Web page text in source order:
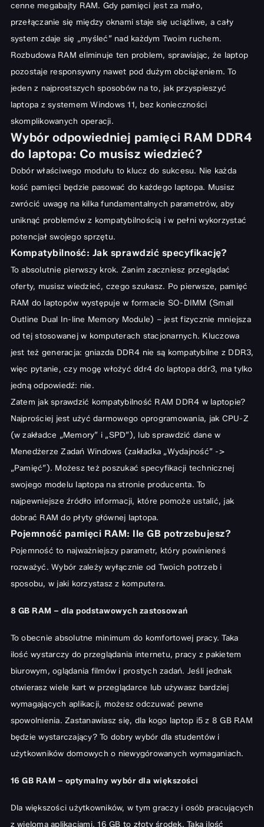
cenne megabajty RAM. Gdy pamięci jest za mało,
przełączanie się między oknami staje się uciążliwe, a cały
system zdaje się „myśleć” nad każdym Twoim ruchem.
Rozbudowa RAM eliminuje ten problem, sprawiając, że laptop
pozostaje responsywny nawet pod dużym obciążeniem. To
jeden z najprostszych sposobów na to, jak przyspieszyć
laptopa z systemem Windows 11, bez konieczności
skomplikowanych operacji.
Wybór odpowiedniej pamięci RAM DDR4
do laptopa: Co musisz wiedzieć?
Dobór właściwego modułu to klucz do sukcesu. Nie każda
kość pamięci będzie pasować do każdego laptopa. Musisz
zwrócić uwagę na kilka fundamentalnych parametrów, aby
uniknąć problemów z kompatybilnością i w pełni wykorzystać
potencjał swojego sprzętu.
Kompatybilność: Jak sprawdzić specyfikację?
To absolutnie pierwszy krok. Zanim zaczniesz przeglądać
oferty, musisz wiedzieć, czego szukasz. Po pierwsze, pamięć
RAM do laptopów występuje w formacie SO-DIMM (Small
Outline Dual In-line Memory Module) – jest fizycznie mniejsza
od tej stosowanej w komputerach stacjonarnych. Kluczowa
jest też generacja: gniazda DDR4 nie są kompatybilne z DDR3,
więc pytanie, czy mogę włożyć ddr4 do laptopa ddr3, ma tylko
jedną odpowiedź: nie.
Zatem jak sprawdzić kompatybilność RAM DDR4 w laptopie?
Najprościej jest użyć darmowego oprogramowania, jak CPU-Z
(w zakładce „Memory” i „SPD”), lub sprawdzić dane w
Menedżerze Zadań Windows (zakładka „Wydajność” ->
„Pamięć”). Możesz też poszukać specyfikacji technicznej
swojego modelu laptopa na stronie producenta. To
najpewniejsze źródło informacji, które pomoże ustalić, jak
dobrać RAM do płyty głównej laptopa.
Pojemność pamięci RAM: Ile GB potrzebujesz?
Pojemność to najważniejszy parametr, który powinieneś
rozważyć. Wybór zależy wyłącznie od Twoich potrzeb i
sposobu, w jaki korzystasz z komputera.
8 GB RAM – dla podstawowych zastosowań
To obecnie absolutne minimum do komfortowej pracy. Taka
ilość wystarczy do przeglądania internetu, pracy z pakietem
biurowym, oglądania filmów i prostych zadań. Jeśli jednak
otwierasz wiele kart w przeglądarce lub używasz bardziej
wymagających aplikacji, możesz odczuwać pewne
spowolnienia. Zastanawiasz się, dla kogo laptop i5 z 8 GB RAM
będzie wystarczający? To dobry wybór dla studentów i
użytkowników domowych o niewygórowanych wymaganiach.
16 GB RAM – optymalny wybór dla większości
Dla większości użytkowników, w tym graczy i osób pracujących
z wieloma aplikacjami, 16 GB to złoty środek. Taka ilość